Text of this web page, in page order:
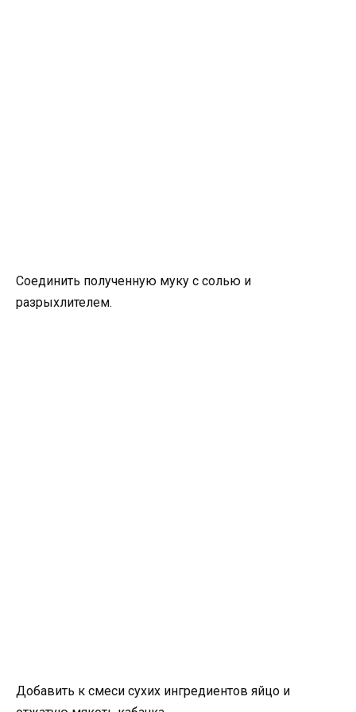
Соединить полученную муку с солью и
разрыхлителем.
Добавить к смеси сухих ингредиентов яйцо и